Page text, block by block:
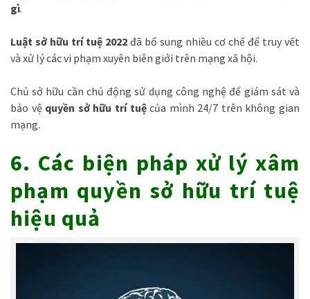
gì.
Luật sở hữu trí tuệ 2022 đã bổ sung nhiều cơ chế để truy vết
và xử lý các vi phạm xuyên biên giới trên mạng xã hội.
Chủ sở hữu cần chủ động sử dụng công nghệ để giám sát và
bảo vệ quyền sở hữu trí tuệcủa mình 24/7 trên không gian
mạng.
6. Các biện pháp xử lý xâm
phạm quyền sở hữu trí tuệ
hiệu quả